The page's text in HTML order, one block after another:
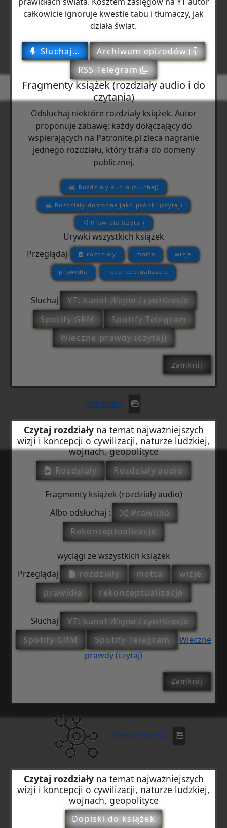
całkowicie ignoruje kwestie tabu i tłumaczy, jak
działa świat.
Słuchaj...
Archiwum epizodów
RSS Telegram
Fragmenty książek (rozdziały audio i do
czytania)
Odsłuchaj niektóre rozdziały książek. Autor
proponuje zabawę: każdy dołączający do
wspierających na Patronite.pl zleca nagranie
jednego rozdziału, który trafia do domeny
publicznej.
Rozdziały audio (słuchaj)
Rozdziały dostępne jako próbki (czytaj)
Prawidła (czytaj)
Urywki wszystkich książek
Przeglądaj
rozdziały motta wizje
prawidła rekonceptualizacje
Słuchaj YT: kanał Wojna i cywilizacja
Spotify GRM
Spotify Telegram
Wieczne prawdy (czytaj)
Zamknij
Rozdziały
Czytaj rozdziałyna temat najważniejszych
wizji i koncepcji o cywilizacji, naturze ludzkiej,
wojnach, geopolityce
Rozdziały Rozdziały audio
Fragmenty książek (rozdziały audio)
Albo odsłuchaj :
Prawidła
Rekonceptualizacje
wyciągi ze wszystkich książek
Przeglądaj
rozdziały motta
wizje
prawidła
rekonceptualizacje
Słuchaj YT: kanał Wojna i cywilizacja
Spotify GRM
Spotify Telegram
Wieczne
prawdy (czytaj)
Zamknij
Spostrzeżenia
Czytaj rozdziałyna temat najważniejszych
wizji i koncepcji o cywilizacji, naturze ludzkiej,
wojnach, geopolityce
Dopiski do książek